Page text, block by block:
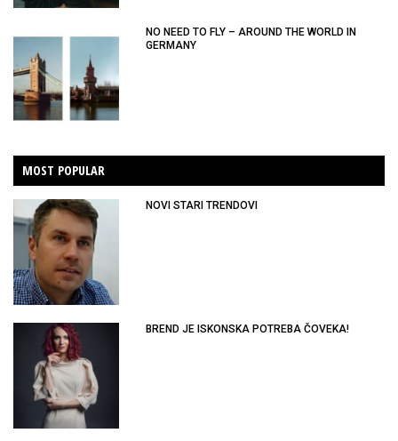
NO NEED TO FLY – AROUND THE WORLD IN
GERMANY
MOST POPULAR
NOVI STARI TRENDOVI
BREND JE ISKONSKA POTREBA ČOVEKA!